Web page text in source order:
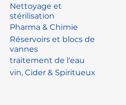
Nettoyage et
stérilisation
Pharma & Chimie
Réservoirs et blocs de
vannes
traitement de l'eau
vin, Cider & Spiritueux